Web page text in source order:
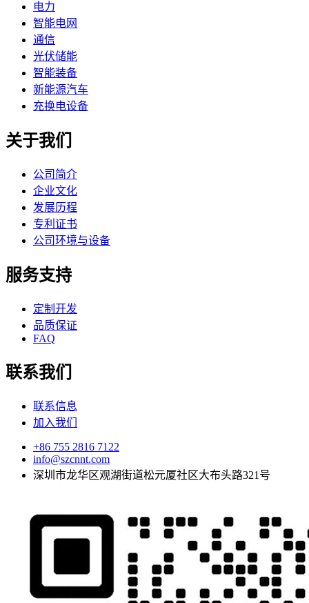
电力
智能电网
通信
光伏储能
智能装备
新能源汽车
充换电设备
关于我们
公司简介
企业文化
发展历程
专利证书
公司环境与设备
服务支持
定制开发
品质保证
FAQ
联系我们
联系信息
加入我们
+86 755 2816 7122
info@szcnnt.com
深圳市龙华区观湖街道松元厦社区大布头路321号